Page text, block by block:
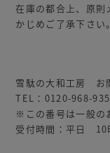
在庫の都合上、原則
かじめご了承下さい。
雪駄の大和工房 お
TEL：0120-968-935
※この番号は一般の
受付時間：平日 10